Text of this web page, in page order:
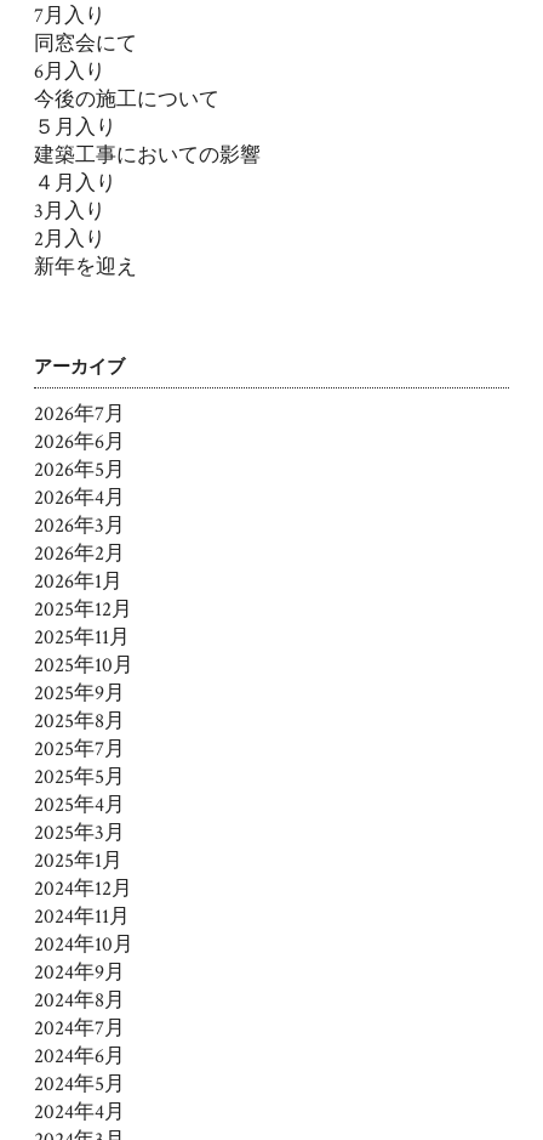
7月入り
同窓会にて
6月入り
今後の施工について
５月入り
建築工事においての影響
４月入り
3月入り
2月入り
新年を迎え
アーカイブ
2026年7月
2026年6月
2026年5月
2026年4月
2026年3月
2026年2月
2026年1月
2025年12月
2025年11月
2025年10月
2025年9月
2025年8月
2025年7月
2025年5月
2025年4月
2025年3月
2025年1月
2024年12月
2024年11月
2024年10月
2024年9月
2024年8月
2024年7月
2024年6月
2024年5月
2024年4月